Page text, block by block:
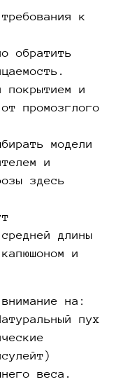
к
обратить
покрытием и
промозглого
модели
и
здесь
длины
и
на:
пух
веса.